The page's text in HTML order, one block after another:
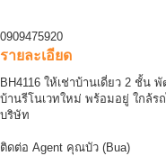
0909475920
รายละเอียด
BH4116 ให้เช่าบ้านเดี่ยว 2 ชั้
บ้านรีโนเวทใหม่ พร้อมอยู่ ใกล้ร
บริษัท
ติดต่อ Agent คุณบัว (Bua)